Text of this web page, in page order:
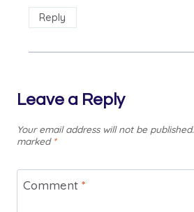
Reply
Leave a Reply
Your email address will not be published.
marked *
Comment *